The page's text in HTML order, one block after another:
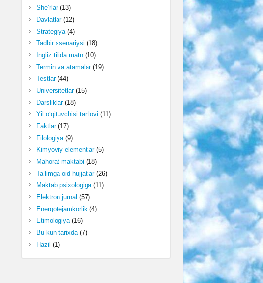
She’rlar(13)
Davlatlar(12)
Strategiya(4)
Tadbir ssenariysi (18)
Ingliz tilida matn(10)
Termin va atamalar(19)
Testlar(44)
Universitetlar(15)
Darsliklar(18)
Yil o‘qituvchisi tanlovi (11)
Faktlar(17)
Filologiya(9)
Kimyoviy elementlar(5)
Mahorat maktabi (18)
Ta’limga oid hujjatlar(26)
Maktab psixologiga(11)
Elektron jurnal (57)
Energotejamkorlik(4)
Etimologiya(16)
Bu kun tarixda(7)
Hazil (1)